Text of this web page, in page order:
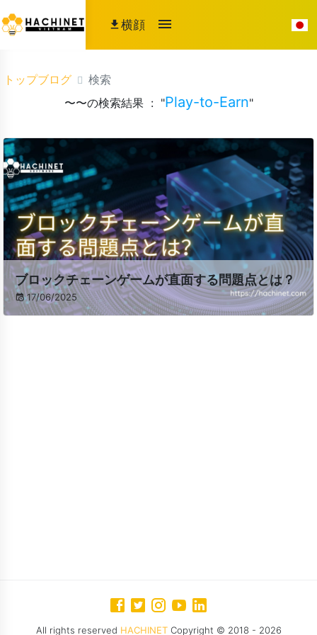
横顔
トップブログ
検索
〜〜の検索結果 : "Play-to-Earn"
ブロックチェーンゲームが直面する問題点とは？
17/06/2025
All rights reserved HACHINETCopyright © 2018 - 2026